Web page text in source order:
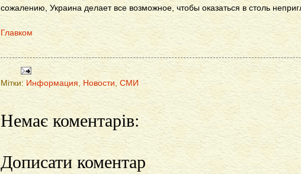
сожалению, Украина делает все возможное, чтобы оказаться в столь
Главком
Мітки: Информация, Новости, СМИ
Немає коментарів:
Дописати коментар